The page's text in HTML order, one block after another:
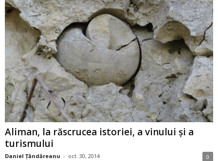
Aliman, la răscrucea istoriei, a vinului şi a
turismului
Daniel Țăndăreanu - oct. 30, 2014 0